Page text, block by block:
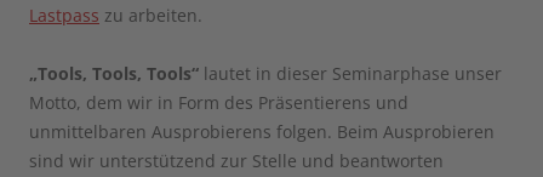
Lastpass zu arbeiten.
„Tools, Tools, Tools“ lautet in dieser Seminarphase unser
Motto, dem wir in Form des Präsentierens und
unmittelbaren Ausprobierens folgen. Beim Ausprobieren
sind wir unterstützend zur Stelle und beantworten